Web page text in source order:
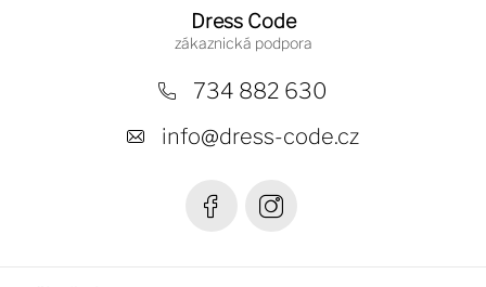
Dress Code
734 882 630
info@dress-code.cz